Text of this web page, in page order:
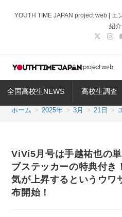
ス
ッ
YOUTH TIME JAPAN project web | エ
紹介
全国高校生NEWS 高校生調査
ホーム > 2025年 > 3月 > 21日 >
ViVi5月号は手越祐也の
ブステッカーの特典付き
気が上昇するというウワ
布開始！